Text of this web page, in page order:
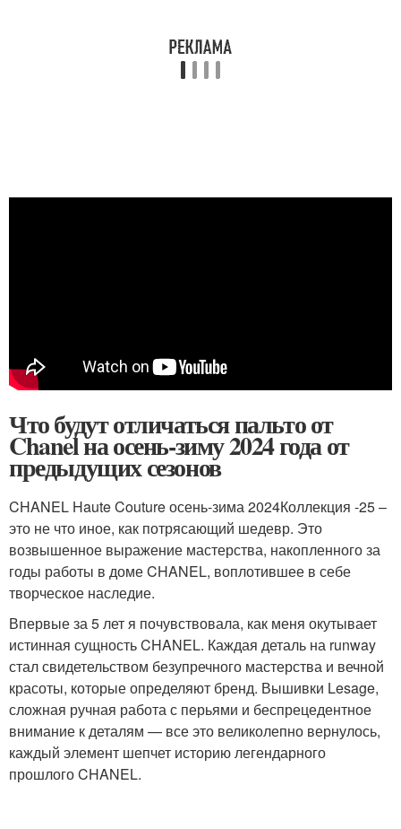
Что будут отличаться пальто от
Chanel на осень-зиму 2024 года от
предыдущих сезонов
CHANEL Haute Couture осень-зима 2024Коллекция -25 –
это не что иное, как потрясающий шедевр. Это
возвышенное выражение мастерства, накопленного за
годы работы в доме CHANEL, воплотившее в себе
творческое наследие.
Впервые за 5 лет я почувствовала, как меня окутывает
истинная сущность CHANEL. Каждая деталь на runway
стал свидетельством безупречного мастерства и вечной
красоты, которые определяют бренд. Вышивки Lesage,
сложная ручная работа с перьями и беспрецедентное
внимание к деталям — все это великолепно вернулось,
каждый элемент шепчет историю легендарного
прошлого CHANEL.